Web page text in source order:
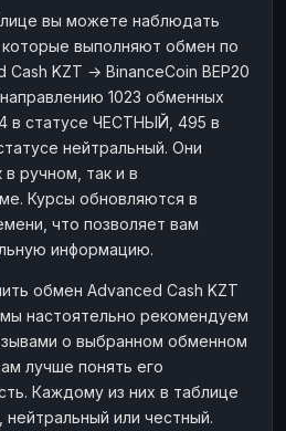
KZT
Наличные
Наличные KZT
вы можете наблюдать
выполняют обмен по
KZT → BinanceCoin BEP20
1023 обменных
в статусе ЧЕСТНЫЙ, 495 в
нейтральный. Они
в ручном, так и в
Курсы обновляются в
что позволяет вам
информацию.
обмен Advanced Cash KZT
мы настоятельно рекомендуем
о выбранном обменном
лучше понять его
Каждому из них в таблице
нейтральный или честный.